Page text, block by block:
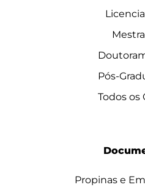
Pós-
Todos os
Propinas e